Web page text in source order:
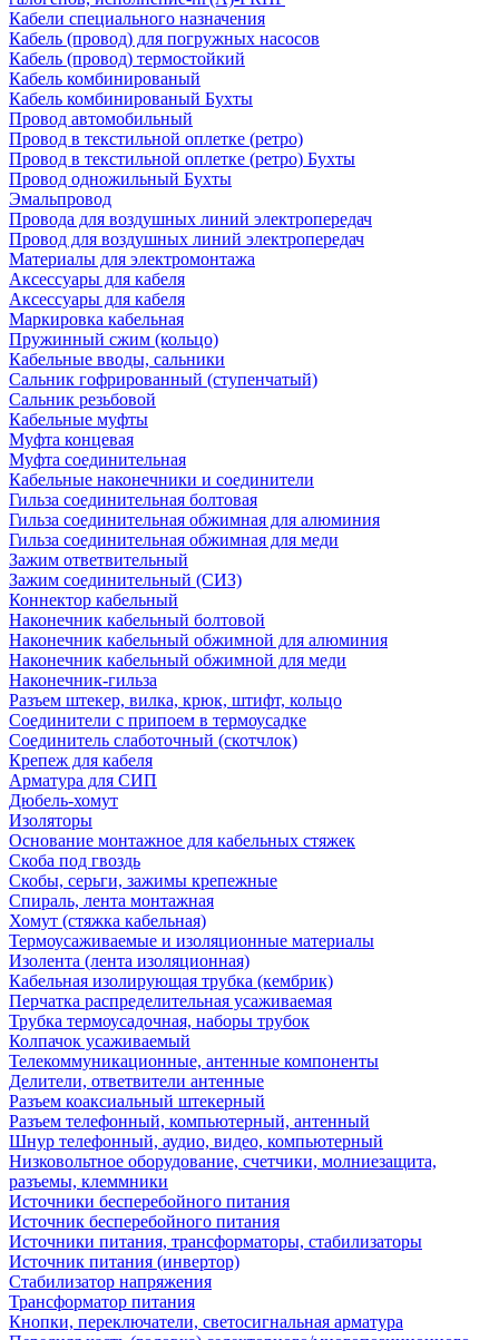
Кабели специального назначения
Кабель (провод) для погружных насосов
Кабель (провод) термостойкий
Кабель комбинированый
Кабель комбинированый Бухты
Провод автомобильный
Провод в текстильной оплетке (ретро)
Провод в текстильной оплетке (ретро) Бухты
Провод одножильный Бухты
Эмальпровод
Провода для воздушных линий электропередач
Провод для воздушных линий электропередач
Материалы для электромонтажа
Аксессуары для кабеля
Аксессуары для кабеля
Маркировка кабельная
Пружинный сжим (кольцо)
Кабельные вводы, сальники
Сальник гофрированный (ступенчатый)
Сальник резьбовой
Кабельные муфты
Муфта концевая
Муфта соединительная
Кабельные наконечники и соединители
Гильза соединительная болтовая
Гильза соединительная обжимная для алюминия
Гильза соединительная обжимная для меди
Зажим ответвительный
Зажим соединительный (СИЗ)
Коннектор кабельный
Наконечник кабельный болтовой
Наконечник кабельный обжимной для алюминия
Наконечник кабельный обжимной для меди
Наконечник-гильза
Разъем штекер, вилка, крюк, штифт, кольцо
Соединители с припоем в термоусадке
Соединитель слаботочный (скотчлок)
Крепеж для кабеля
Арматура для СИП
Дюбель-хомут
Изоляторы
Основание монтажное для кабельных стяжек
Скоба под гвоздь
Скобы, серьги, зажимы крепежные
Спираль, лента монтажная
Хомут (стяжка кабельная)
Термоусаживаемые и изоляционные материалы
Изолента (лента изоляционная)
Кабельная изолирующая трубка (кембрик)
Перчатка распределительная усаживаемая
Трубка термоусадочная, наборы трубок
Колпачок усаживаемый
Телекоммуникационные, антенные компоненты
Делители, ответвители антенные
Разъем коаксиальный штекерный
Разъем телефонный, компьютерный, антенный
Шнур телефонный, аудио, видео, компьютерный
Низковольтное оборудование, счетчики, молниезащита,
разъемы, клеммники
Источники бесперебойного питания
Источник бесперебойного питания
Источники питания, трансформаторы, стабилизаторы
Источник питания (инвертор)
Стабилизатор напряжения
Трансформатор питания
Кнопки, переключатели, светосигнальная арматура